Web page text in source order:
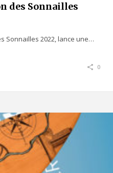
des Sonnailles
Sonnailles 2022, lance une…
0